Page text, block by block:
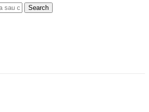
Search